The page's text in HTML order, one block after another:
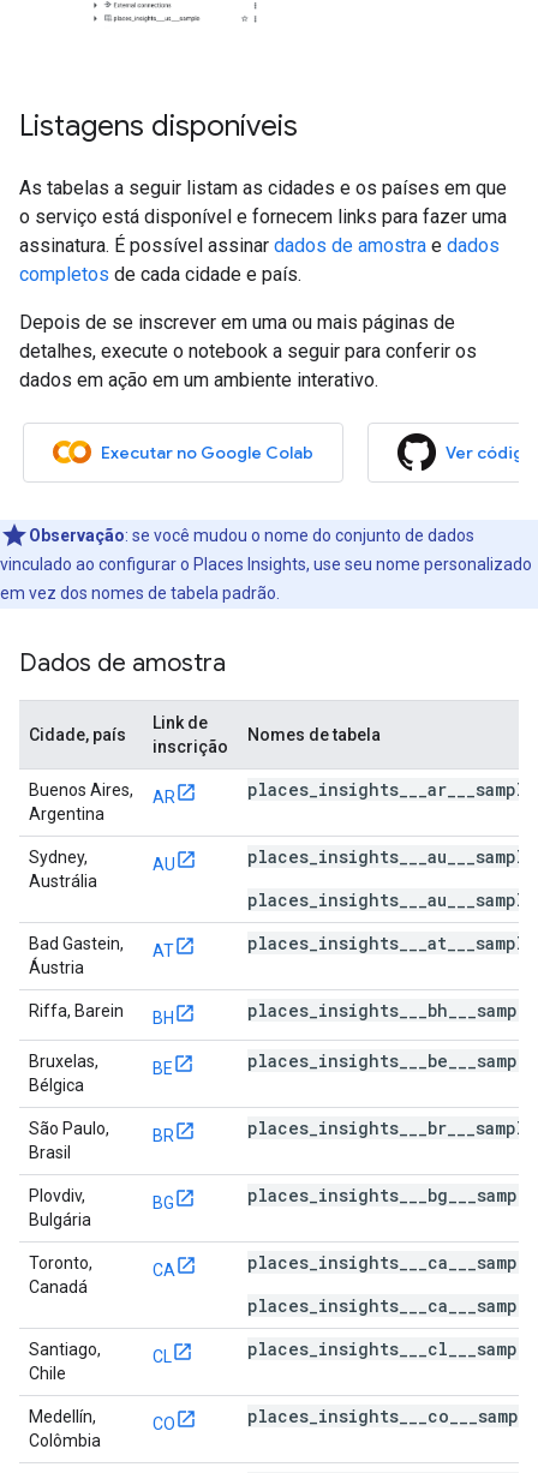
Listagens disponíveis
As tabelas a seguir listam as cidades e os países em que
o serviço está disponível e fornecem links para fazer uma
assinatura. É possível assinar dados de amostra e dados
completos de cada cidade e país.
Depois de se inscrever em uma ou mais páginas de
detalhes, execute o notebook a seguir para conferir os
dados em ação em um ambiente interativo.
Executar no Google Colab Ver
Observação: se você mudou o nome do conjunto de dados
vinculado ao configurar o Places Insights, use seu nome personalizado
em vez dos nomes de tabela padrão.
Dados de amostra
Cidade, país
Link de
inscrição
Nomes de tabela
Buenos Aires,
Argentina
AR
Sydney,
Austrália
AU
Bad Gastein,
Áustria
AT
Riffa, Barein BH
Bruxelas,
Bélgica
BE
São Paulo,
Brasil
BR
Plovdiv,
Bulgária
BG
Toronto,
Canadá
CA
Santiago,
Chile
CL
Medellín,
Colômbia
CO